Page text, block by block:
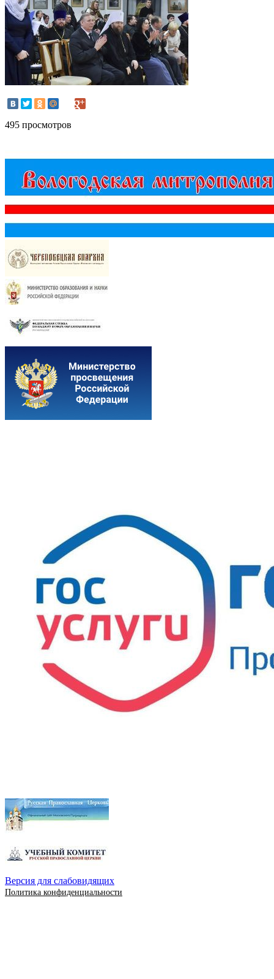
495 просмотров
Версия для слабовидящих
Политика конфиденциальности